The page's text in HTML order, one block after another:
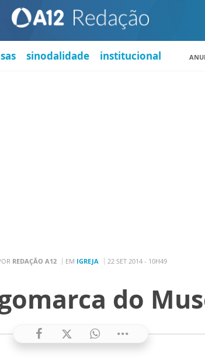
sinodalidade institucional
REDAÇÃO A12 EM IGREJA 22 SET 2014 - 10H49
do